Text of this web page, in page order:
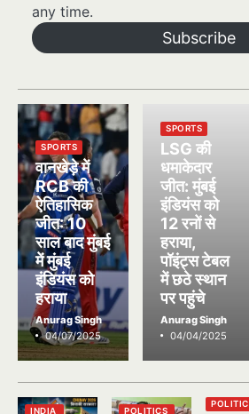
any time.
Subscribe
SPORTS
वानखेड़े में
RCB की
ऐतिहासिक
जीत: 10
साल बाद मुंबई
में मुंबई
इंडियंस को
हराया
Anurag Singh
04/07/2025
SPORTS
LSG की
धमाकेदार
जीत: मुंबई
इंडियंस को
12 रनों से
हराया,
पॉइंट्स टेबल
में छठे स्थान
पर पहुंचे
Anurag Singh
04/04/2025
INDIA
POLITICS